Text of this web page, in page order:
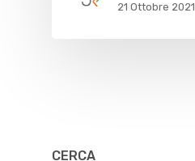
21 Ottobre 2021
CERCA